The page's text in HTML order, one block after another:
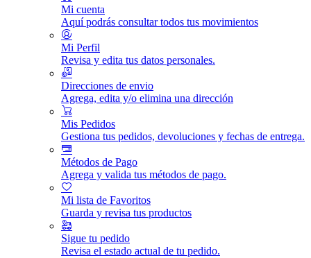
Mi cuenta
Aquí podrás consultar todos tus movimientos
Mi Perfil
Revisa y edita tus datos personales.
Direcciones de envio
Agrega, edita y/o elimina una dirección
Mis Pedidos
Gestiona tus pedidos, devoluciones y fechas de entrega.
Métodos de Pago
Agrega y valida tus métodos de pago.
Mi lista de Favoritos
Guarda y revisa tus productos
Sigue tu pedido
Revisa el estado actual de tu pedido.